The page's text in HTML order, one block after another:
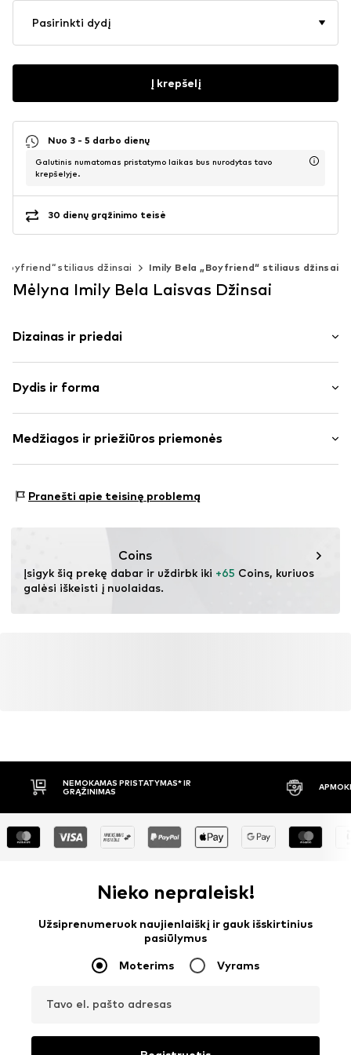
Pasirinkti dydį
Į krepšelį
Nuo 3 - 5 darbo dienų
Galutinis numatomas pristatymo laikas bus nurodytas tavo
krepšelyje.
30 dienų grąžinimo teisė
stiliaus džinsai Imily Bela „Boyfriend“ stiliaus džinsai
Mėlyna Imily Bela Laisvas Džinsai
Dizainas ir priedai
džinsai
Užtrauktukas
Diržo kilpa
Dydis ir forma
Pritaikomumas: Laisvas
Juosmens aukštis: vidutinis juosmuo
Dydžių lentelė
Medžiagos ir priežiūros priemonės
PES
Pranešti apie teisinę problemą
Coins
Įsigyk šią prekę dabar ir uždirbk iki +65 Coins, kuriuos
galėsi iškeisti į nuolaidas.
NEMOKAMAS PRISTATYMAS* IR
GRĄŽINIMAS
Nieko nepraleisk!
Užsiprenumeruok naujienlaiškį ir gauk išskirtinius
pasiūlymus
Moterims Vyrams
Tavo el. pašto adresas